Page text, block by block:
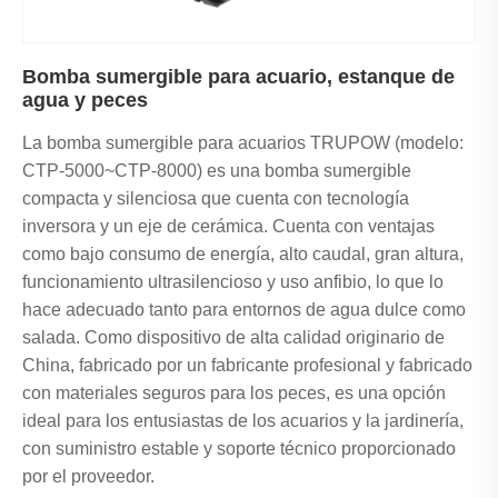
Bomba sumergible para acuario, estanque de
agua y peces
La bomba sumergible para acuarios TRUPOW (modelo:
CTP-5000~CTP-8000) es una bomba sumergible
compacta y silenciosa que cuenta con tecnología
inversora y un eje de cerámica. Cuenta con ventajas
como bajo consumo de energía, alto caudal, gran altura,
funcionamiento ultrasilencioso y uso anfibio, lo que lo
hace adecuado tanto para entornos de agua dulce como
salada. Como dispositivo de alta calidad originario de
China, fabricado por un fabricante profesional y fabricado
con materiales seguros para los peces, es una opción
ideal para los entusiastas de los acuarios y la jardinería,
con suministro estable y soporte técnico proporcionado
por el proveedor.